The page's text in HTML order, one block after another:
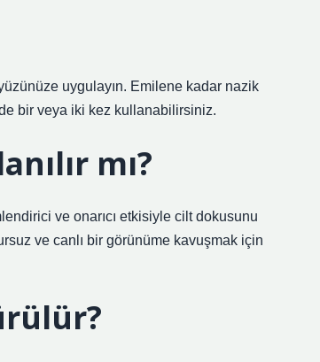
uygulayın. Emilene kadar nazik
bir veya iki kez kullanabilirsiniz.
mı?
ve onarıcı etkisiyle cilt dokusunu
ve canlı bir görünüme kavuşmak için